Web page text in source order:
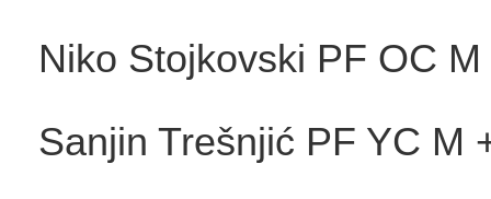
Niko Stojkovski PF OC
Sanjin Trešnjić PF YC M